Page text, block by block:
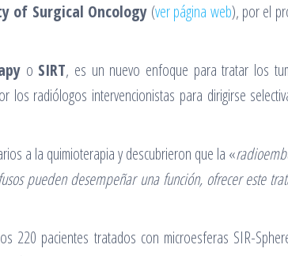
of Surgical Oncology (ver página web), por el
o SIRT, es un nuevo enfoque para tratar los
radiólogos intervencionistas para dirigirse
a la quimioterapia y descubrieron que la «
pueden desempeñar una función, ofrecer este
220 pacientes tratados con microesferas SIR-